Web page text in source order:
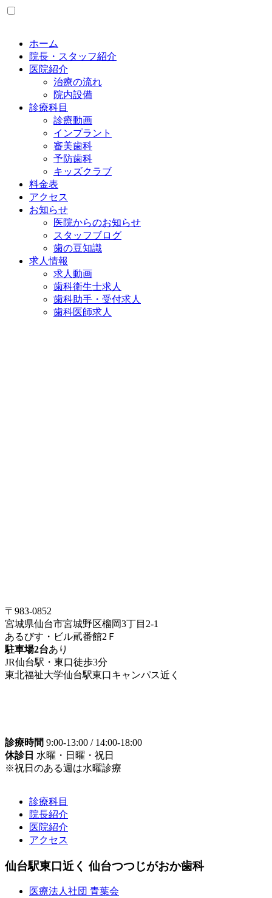
ホーム
院長・スタッフ紹介
医院紹介
治療の流れ
院内設備
診療科目
診療動画
インプラント
審美歯科
予防歯科
キッズクラブ
料金表
アクセス
お知らせ
医院からのお知らせ
スタッフブログ
歯の豆知識
求人情報
求人動画
歯科衛生士求人
歯科助手・受付求人
歯科医師求人
〒983-0852
宮城県仙台市宮城野区榴岡3丁目2-1
あるびす・ビル貮番館2Ｆ
駐車場2台あり
JR仙台駅・東口徒歩3分
東北福祉大学仙台駅東口キャンパス近く
診療時間 9:00-13:00 / 14:00-18:00
休診日 水曜・日曜・祝日
※祝日のある週は水曜診療
診療科目
院長紹介
医院紹介
アクセス
仙台駅東口近く 仙台つつじがおか歯科
医療法人社団 青葉会